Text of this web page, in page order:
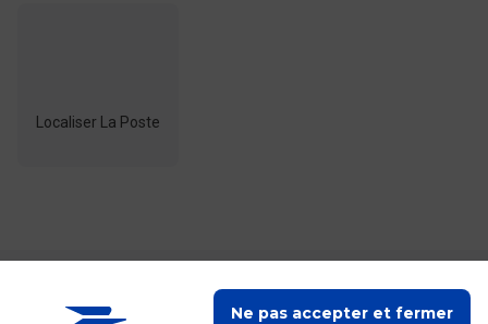
Ne pas accepter et fermer
Localiser La Poste
Ceci peut également vous intéresser